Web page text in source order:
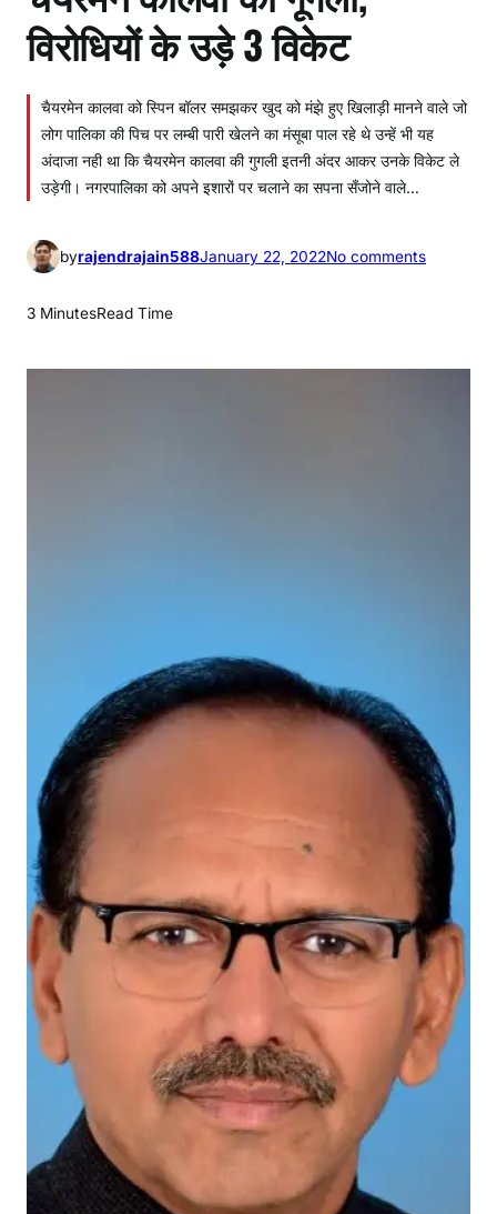
विरोधियों के उड़े 3 विकेट
चैयरमेन कालवा को स्पिन बॉलर समझकर खुद को मंझे हुए खिलाड़ी मानने वाले जो
लोग पालिका की पिच पर लम्बी पारी खेलने का मंसूबा पाल रहे थे उन्हें भी यह
अंदाजा नही था कि चैयरमेन कालवा की गुगली इतनी अंदर आकर उनके विकेट ले
उड़ेगी। नगरपालिका को अपने इशारों पर चलाने का सपना सँजोने वाले…
byrajendrajain588January 22, 2022No commentso
यों
के
उ
3
के
3 MinutesRead Time